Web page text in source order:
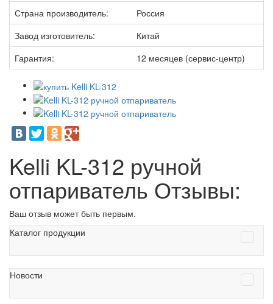
Страна производитель:
Россия
Завод изготовитель:
Китай
Гарантия:
12 месяцев (сервис-центр)
Kelli KL-312 ручной
отпариватель Отзывы:
Ваш отзыв может быть первым.
Каталог продукции
Новости